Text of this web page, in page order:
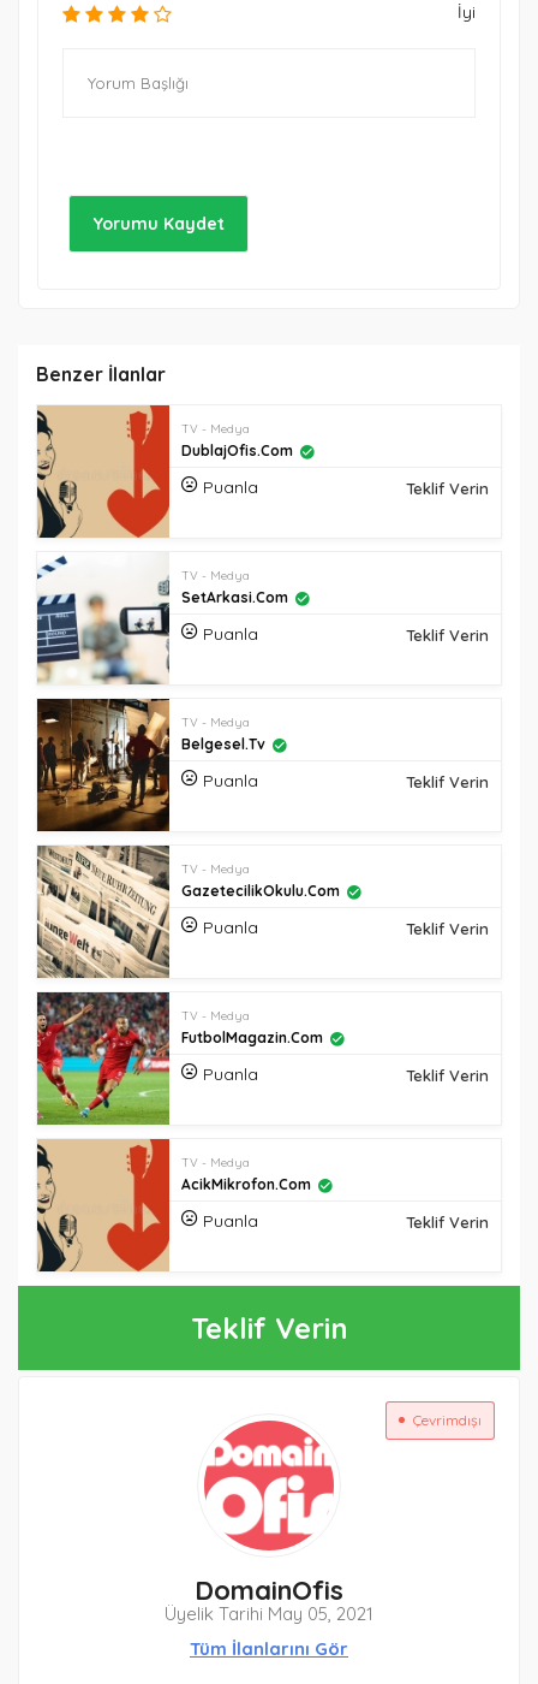
İyi
Benzer İlanlar
TV - Medya
DublajOfis.com
Puanla Teklif Verin
TV - Medya
SetArkasi.com
Puanla Teklif Verin
TV - Medya
Belgesel.tv
Puanla Teklif Verin
TV - Medya
GazetecilikOkulu.com
Puanla Teklif Verin
TV - Medya
FutbolMagazin.com
Puanla Teklif Verin
TV - Medya
AcikMikrofon.com
Puanla Teklif Verin
Teklif Verin
Çevrimdışı
DomainOfis
Üyelik Tarihi May 05, 2021
Tüm İlanlarını Gör